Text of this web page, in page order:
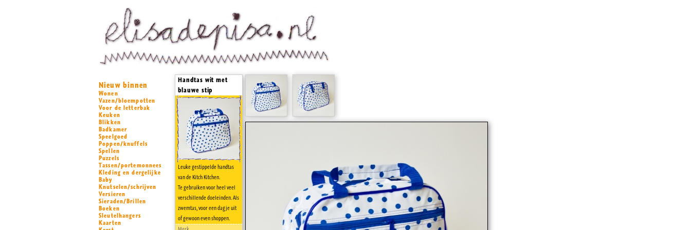
Nieuw binnen
Wonen
Vazen/bloempotten
Voor de letterbak
Keuken
Blikken
Badkamer
Speelgoed
Poppen/knuffels
Spellen
Puzzels
Tassen/portemonnees
Kleding en dergelijke
Baby
Knutselen/schrijven
Versieren
Sieraden/Brillen
Boeken
Sleutelhangers
Kaarten
Handtas wit met
blauwe stip
Leuke gestippelde handtas
van de Kitch Kitchen.
Te gebruiken voor heel veel
verschillende doeleinden. Als
zwemtas, voor een dagje uit
of gewoon even shoppen.